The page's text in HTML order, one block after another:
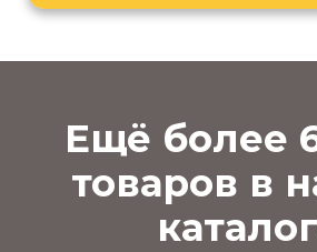
Ещё более
товаров в